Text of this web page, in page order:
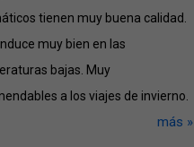
tienen muy buena calidad.
muy bien en las
bajas. Muy
a los viajes de invierno.
más »